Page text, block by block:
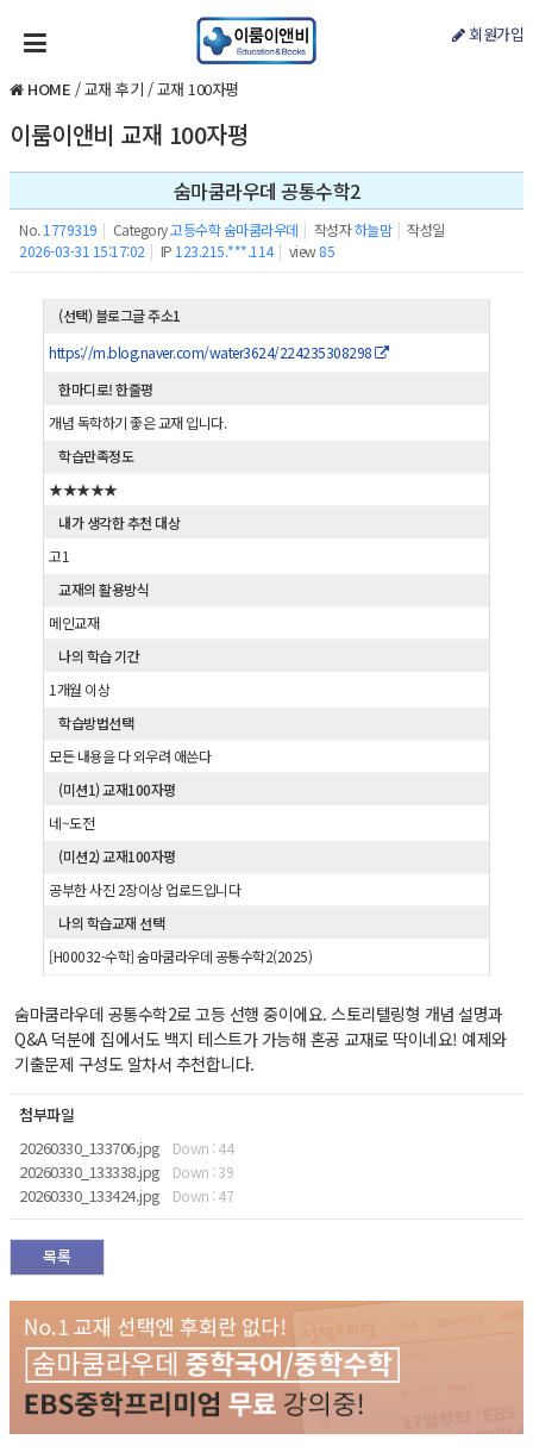
회원가입
HOME /교재 후기 /교재 100자평
이룸이앤비 교재 100자평
숨마쿰라우데 공통수학2
No. 1779319 | Category고등수학 숨마쿰라우데 | 작성자하늘맘 | 작성일
2026-03-31 15:17:02 | IP 123.215.***.114 | view 85
(선택) 블로그글 주소1
https://m.blog.naver.com/water3624/224235308298
한마디로! 한줄평
개념 독학하기 좋은 교재 입니다.
학습만족정도
★★★★★
내가 생각한 추천 대상
고1
교재의 활용방식
메인교재
나의 학습 기간
1개월 이상
학습방법선택
모든 내용을 다 외우려 애쓴다
(미션1) 교재100자평
네~도전
(미션2) 교재100자평
공부한 사진 2장이상 업로드입니다
나의 학습교재 선택
[H00032-수학] 숨마쿰라우데 공통수학2(2025)
숨마쿰라우데 공통수학2로 고등 선행 중이에요. 스토리텔링형 개념 설명과
Q&A 덕분에 집에서도 백지 테스트가 가능해 혼공 교재로 딱이네요! 예제와
기출문제 구성도 알차서 추천합니다.
첨부파일
20260330_133706.jpg
Down : 44
20260330_133338.jpg Down : 39
20260330_133424.jpg Down : 47
목록